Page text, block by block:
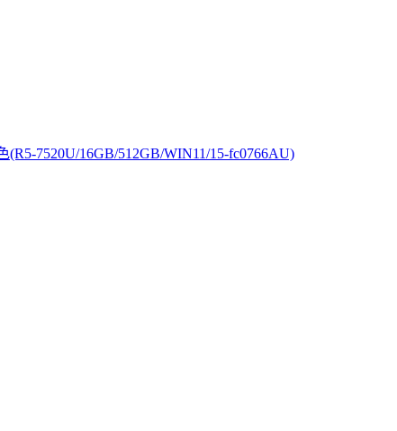
7520U/16GB/512GB/WIN11/15-fc0766AU)